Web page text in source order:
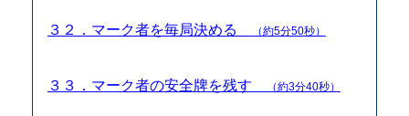
３２．マーク者を毎局決める （約5分50秒）
３３．マーク者の安全牌を残す （約3分40秒）